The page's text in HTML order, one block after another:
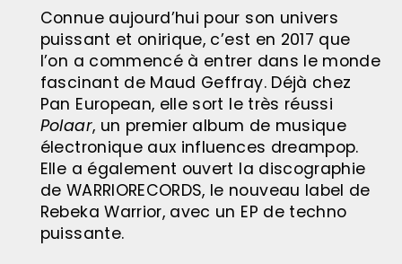
Connue aujourd’hui pour son univers
puissant et onirique, c’est en 2017 que
l’on a commencé à entrer dans le monde
fascinant de Maud Geffray. Déjà chez
Pan European, elle sort le très réussi
Polaar, un premier album de musique
électronique aux influences dreampop.
Elle a également ouvert la discographie
de WARRIORECORDS, le nouveau label de
Rebeka Warrior, avec un EP de techno
puissante.